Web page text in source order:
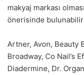
makyaj markası
önerisinde
Artner, Avon, Beauty
Broadway, Co Nail’s
Diadermine, Dr.